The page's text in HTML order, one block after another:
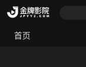
首页